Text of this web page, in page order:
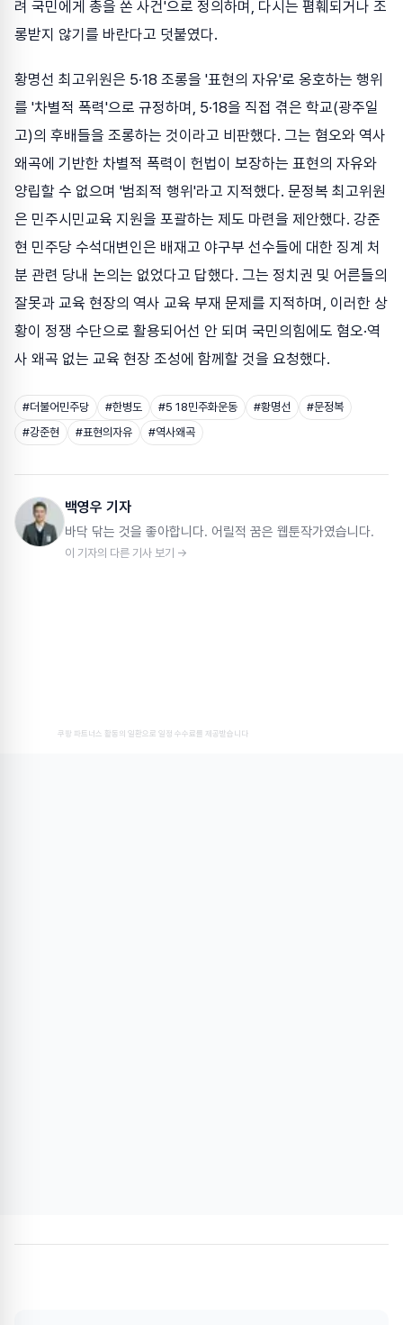
려 국민에게 총을 쏜 사건'으로 정의하며, 다시는 폄훼되거나 조
롱받지 않기를 바란다고 덧붙였다.
황명선 최고위원은 5·18 조롱을 '표현의 자유'로 옹호하는 행위
를 '차별적 폭력'으로 규정하며, 5·18을 직접 겪은 학교(광주일
고)의 후배들을 조롱하는 것이라고 비판했다. 그는 혐오와 역사
왜곡에 기반한 차별적 폭력이 헌법이 보장하는 표현의 자유와
양립할 수 없으며 '범죄적 행위'라고 지적했다. 문정복 최고위원
은 민주시민교육 지원을 포괄하는 제도 마련을 제안했다. 강준
현 민주당 수석대변인은 배재고 야구부 선수들에 대한 징계 처
분 관련 당내 논의는 없었다고 답했다. 그는 정치권 및 어른들의
잘못과 교육 현장의 역사 교육 부재 문제를 지적하며, 이러한 상
황이 정쟁 수단으로 활용되어선 안 되며 국민의힘에도 혐오·역
사 왜곡 없는 교육 현장 조성에 함께할 것을 요청했다.
#더불어민주당 #한병도 #5 18민주화운동 #황명선 #문정복
#강준현 #표현의자유 #역사왜곡
백영우 기자
바닥 닦는 것을 좋아합니다. 어릴적 꿈은 웹툰작가였습니다.
이 기자의 다른 기사 보기 →
쿠팡 파트너스 활동의 일환으로 일정 수수료를 제공받습니다